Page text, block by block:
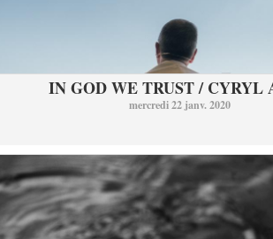
IN GOD WE TRUST / CYRYL
mercredi 22 janv. 2020